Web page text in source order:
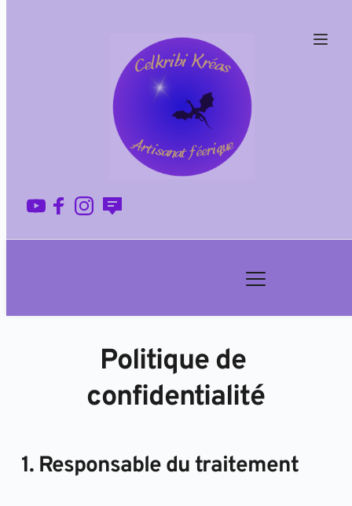
Politique de
confidentialité
1. Responsable du traitement